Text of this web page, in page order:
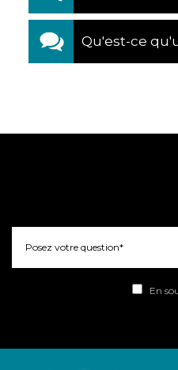
Qu'est-ce
En